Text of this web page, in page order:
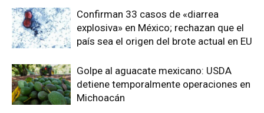
Confirman 33 casos de «diarrea
explosiva» en México; rechazan que el
país sea el origen del brote actual en EU
Golpe al aguacate mexicano: USDA
detiene temporalmente operaciones en
Michoacán